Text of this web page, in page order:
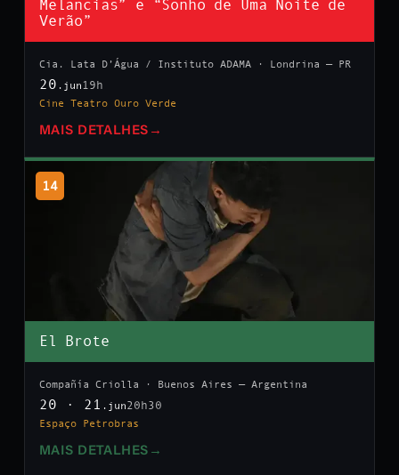
Melancias” e “Sonho de Uma Noite de
Verão”
Cia. Lata D’Água / Instituto ADAMA · Londrina — PR
20 .jun 19h
Cine Teatro Ouro Verde
MAIS DETALHES →
14
El Brote
Compañía Criolla · Buenos Aires — Argentina
20 · 21 .jun20h30
Espaço Petrobras
MAIS DETALHES →